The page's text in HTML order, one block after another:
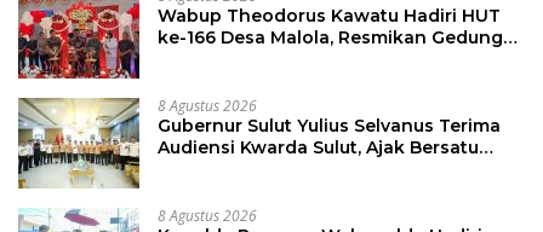
Wabup Theodorus Kawatu Hadiri HUT
ke-166 Desa Malola, Resmikan Gedung
8 Agustus 2026
Gubernur Sulut Yulius Selvanus Terima
Audiensi Kwarda Sulut, Ajak Bersatu
8 Agustus 2026